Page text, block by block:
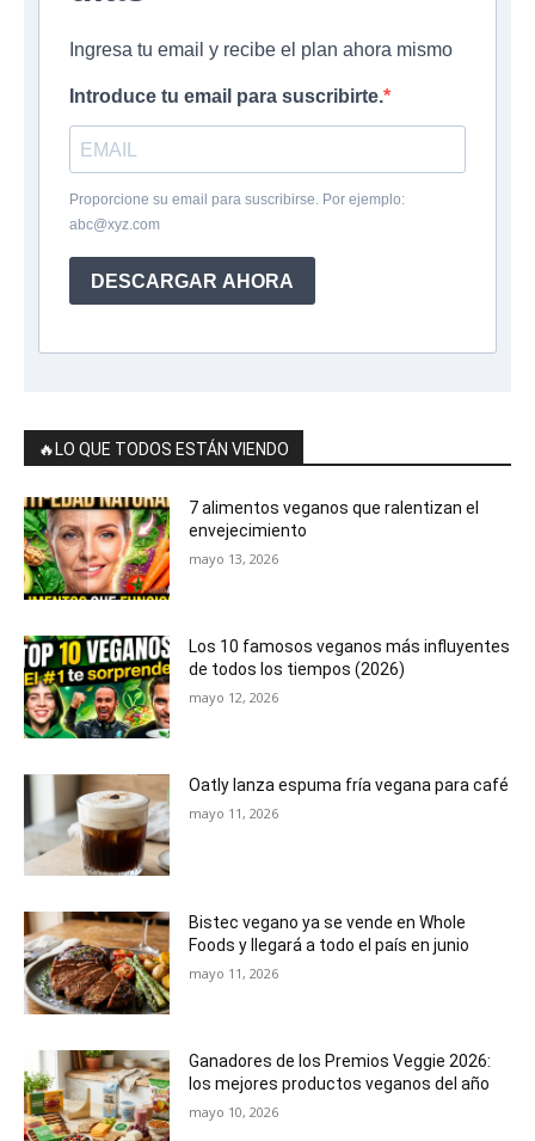
Ingresa tu email y recibe el plan ahora mismo
Introduce tu email para suscribirte.
Proporcione su email para suscribirse. Por ejemplo:
abc@xyz.com
DESCARGAR AHORA
🔥LO QUE TODOS ESTÁN VIENDO
7 alimentos veganos que ralentizan el
envejecimiento
mayo 13, 2026
Los 10 famosos veganos más influyentes
de todos los tiempos (2026)
mayo 12, 2026
Oatly lanza espuma fría vegana para café
mayo 11, 2026
Bistec vegano ya se vende en Whole
Foods y llegará a todo el país en junio
mayo 11, 2026
Ganadores de los Premios Veggie 2026:
los mejores productos veganos del año
mayo 10, 2026